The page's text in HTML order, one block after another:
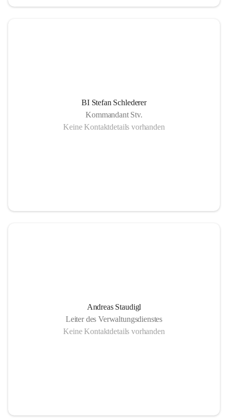
BI Stefan Schlederer
Kommandant Stv.
Keine Kontaktdetails vorhanden
Andreas Staudigl
Leiter des Verwaltungsdienstes
Keine Kontaktdetails vorhanden